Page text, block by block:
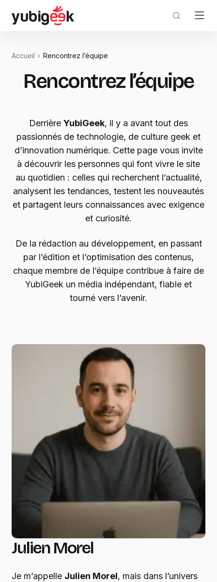
Accueil Rencontrez l’équipe
Rencontrez l’équipe
Derrière YubiGeek, il y a avant tout des
passionnés de technologie, de culture geek et
d’innovation numérique. Cette page vous invite
à découvrir les personnes qui font vivre le site
au quotidien : celles qui recherchent l’actualité,
analysent les tendances, testent les nouveautés
et partagent leurs connaissances avec exigence
et curiosité.
De la rédaction au développement, en passant
par l’édition et l’optimisation des contenus,
chaque membre de l’équipe contribue à faire de
YubiGeek un média indépendant, fiable et
tourné vers l’avenir.
Julien Morel
Je m’appelle Julien Morel, mais dans l’univers